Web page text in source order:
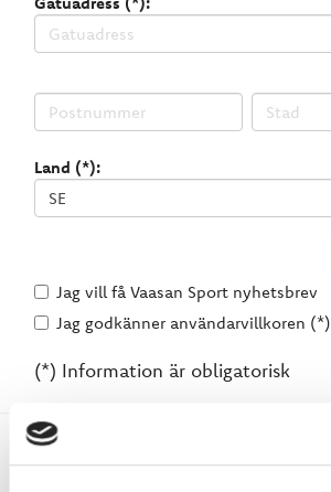
Land (*):
Jag vill få Vaasan Sport nyhetsbrev
Jag godkänner användarvillkoren (*)
(*) Information är obligatorisk